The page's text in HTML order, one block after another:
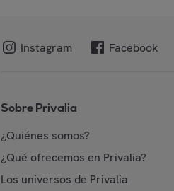
Instagram Facebook
Sobre Privalia
¿Quiénes somos?
¿Qué ofrecemos en Privalia?
Los universos de Privalia